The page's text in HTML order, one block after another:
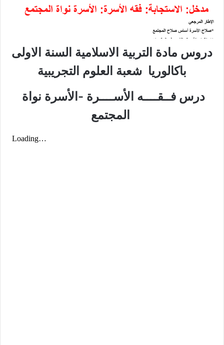
دروس مادة التربية الاسلامية السنة الاولى
باكالوريا شعبة العلوم التجريبية
المجتمع